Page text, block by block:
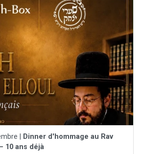
|
Dinner d'hommage au Rav
10 ans déjà